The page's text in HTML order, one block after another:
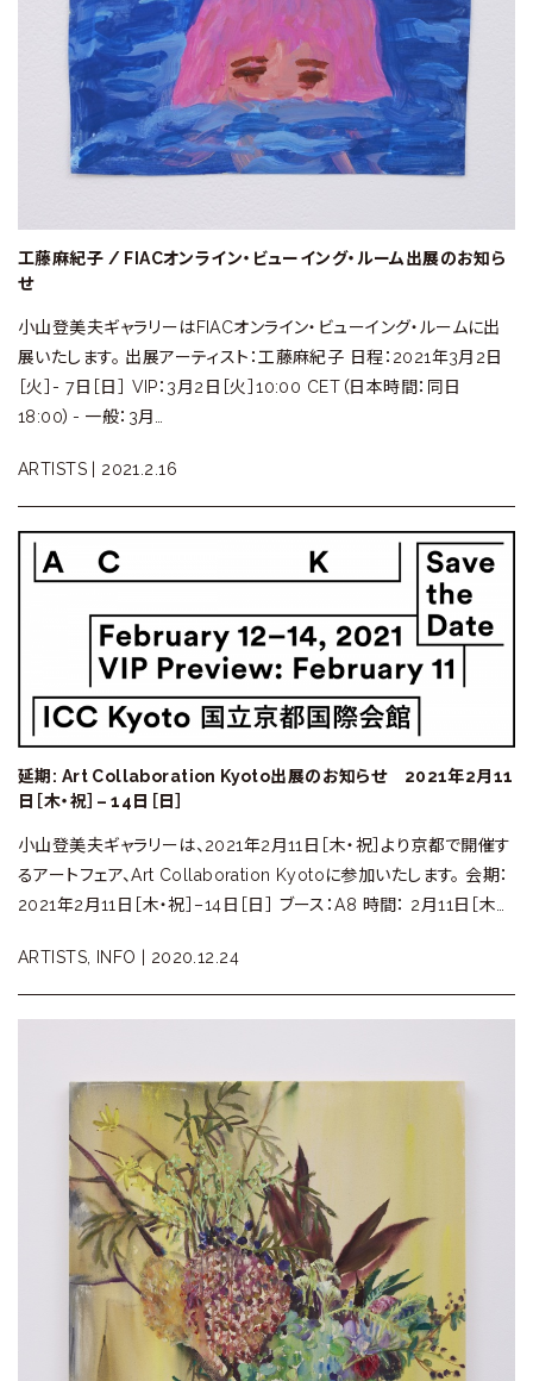
工藤麻紀子 / FIACオンライン・ビューイング・ルーム出展のお知ら
せ
小山登美夫ギャラリーはFIACオンライン・ビューイング・ルームに出
展いたします。 出展アーティスト：工藤麻紀子 日程：2021年3月2日
［火］- 7日［日］ VIP：3月2日［火］10:00 CET（日本時間：同日
18:00）- 一般：3月…
ARTISTS | 2021.2.16
延期: Art Collaboration Kyoto出展のお知らせ 2021年2月11
日［木・祝］– 14日［日］
小山登美夫ギャラリーは、2021年2月11日［木・祝］より京都で開催す
るアートフェア、Art Collaboration Kyotoに参加いたします。 会期：
2021年2月11日［木・祝］–14日［日］ ブース：A8 時間： 2月11日［木…
ARTISTS, INFO | 2020.12.24